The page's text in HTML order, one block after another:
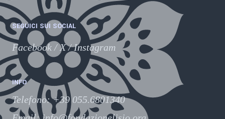
SEGUICI SUI SOCIAL
Facebook /X/Instagram
INFO
Telefono:+39 055.6801340